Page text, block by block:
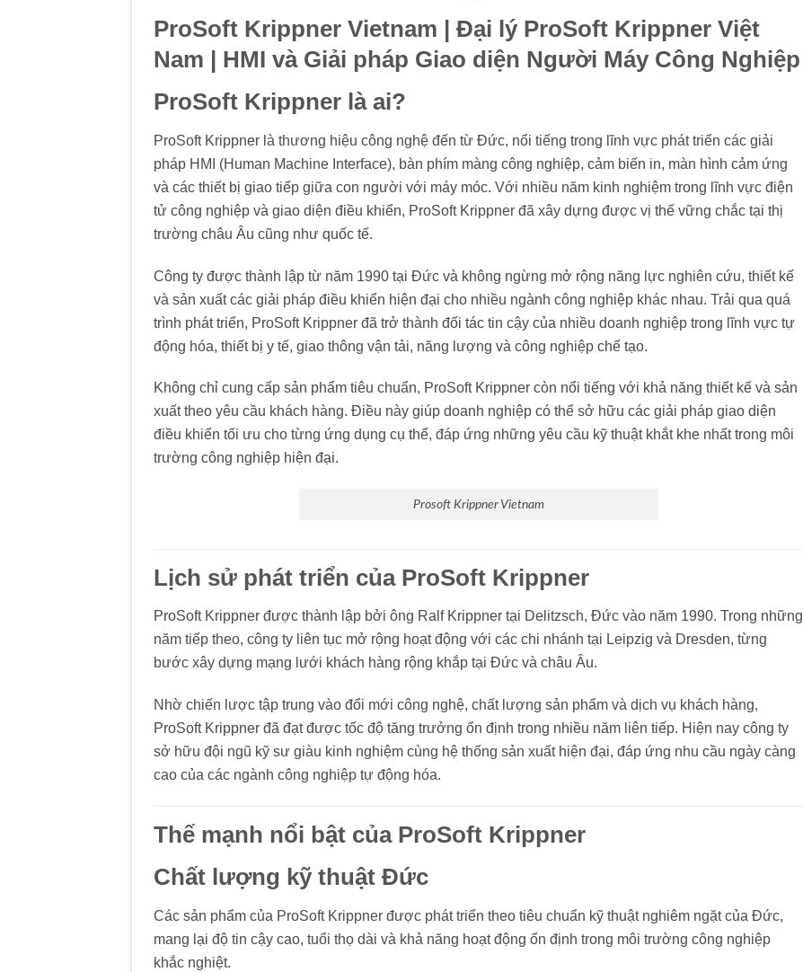
ProSoft Krippner Vietnam | Đại lý ProSoft Krippner Việt
Nam | HMI và Giải pháp Giao diện Người Máy Công Nghiệp
ProSoft Krippner là ai?
ProSoft Krippner là thương hiệu công nghệ đến từ Đức, nổi tiếng trong lĩnh vực phát triển các giải
pháp HMI (Human Machine Interface), bàn phím màng công nghiệp, cảm biến in, màn hình cảm ứng
và các thiết bị giao tiếp giữa con người với máy móc. Với nhiều năm kinh nghiệm trong lĩnh vực điện
tử công nghiệp và giao diện điều khiển, ProSoft Krippner đã xây dựng được vị thế vững chắc tại thị
trường châu Âu cũng như quốc tế.
Công ty được thành lập từ năm 1990 tại Đức và không ngừng mở rộng năng lực nghiên cứu, thiết kế
và sản xuất các giải pháp điều khiển hiện đại cho nhiều ngành công nghiệp khác nhau. Trải qua quá
trình phát triển, ProSoft Krippner đã trở thành đối tác tin cậy của nhiều doanh nghiệp trong lĩnh vực tự
động hóa, thiết bị y tế, giao thông vận tải, năng lượng và công nghiệp chế tạo.
Không chỉ cung cấp sản phẩm tiêu chuẩn, ProSoft Krippner còn nổi tiếng với khả năng thiết kế và sản
xuất theo yêu cầu khách hàng. Điều này giúp doanh nghiệp có thể sở hữu các giải pháp giao diện
điều khiển tối ưu cho từng ứng dụng cụ thể, đáp ứng những yêu cầu kỹ thuật khắt khe nhất trong môi
trường công nghiệp hiện đại.
Prosoft Krippner Vietnam
Lịch sử phát triển của ProSoft Krippner
ProSoft Krippner được thành lập bởi ông Ralf Krippner tại Delitzsch, Đức vào năm 1990. Trong những
năm tiếp theo, công ty liên tục mở rộng hoạt động với các chi nhánh tại Leipzig và Dresden, từng
bước xây dựng mạng lưới khách hàng rộng khắp tại Đức và châu Âu.
Nhờ chiến lược tập trung vào đổi mới công nghệ, chất lượng sản phẩm và dịch vụ khách hàng,
ProSoft Krippner đã đạt được tốc độ tăng trưởng ổn định trong nhiều năm liên tiếp. Hiện nay công ty
sở hữu đội ngũ kỹ sư giàu kinh nghiệm cùng hệ thống sản xuất hiện đại, đáp ứng nhu cầu ngày càng
cao của các ngành công nghiệp tự động hóa.
Thế mạnh nổi bật của ProSoft Krippner
Chất lượng kỹ thuật Đức
Các sản phẩm của ProSoft Krippner được phát triển theo tiêu chuẩn kỹ thuật nghiêm ngặt của Đức,
mang lại độ tin cậy cao, tuổi thọ dài và khả năng hoạt động ổn định trong môi trường công nghiệp
khắc nghiệt.